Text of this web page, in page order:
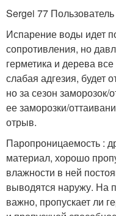
Sergei 77
Испарение воды идет
сопротивления, но
герметика и дерева
слабая адгезия, будет
но за сезон заморозок/
ее заморозки/
отрыв.
Паропроницаемость :
материал, хорошо
влажности в ней
выводятся наружу. На
важно, пропускает ли